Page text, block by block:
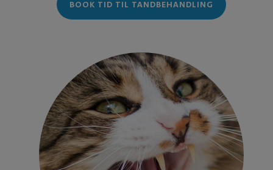
BOOK TID TIL TANDBEHANDLING